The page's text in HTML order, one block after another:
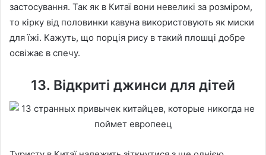
застосування. Так як в Китаї вони невеликі за розміром,
то кірку від половинки кавуна використовують як миски
для їжі. Кажуть, що порція рису в такий плошці добре
освіжає в спечу.
13. Відкриті джинси для дітей